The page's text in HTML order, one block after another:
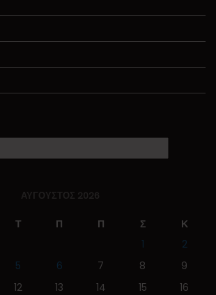
ΑΎΓΟΥΣΤΟΣ 2026
Τ Π Π Σ
Κ
1
2
5 6 7 8
9
12 13 14 15
16